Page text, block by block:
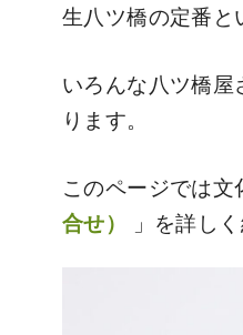
生八ツ橋の定番と
いろんな八ツ橋
ります。
このページでは
合せ）
」を詳し